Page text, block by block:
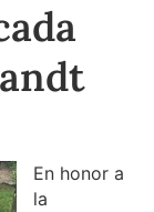
En honor a
la